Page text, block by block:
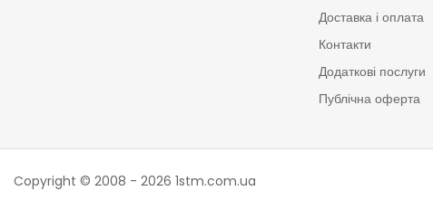
Доставка і оплата
Контакти
Додаткові послуги
Публічна оферта
Copyright © 2008 - 2026 1stm.com.ua